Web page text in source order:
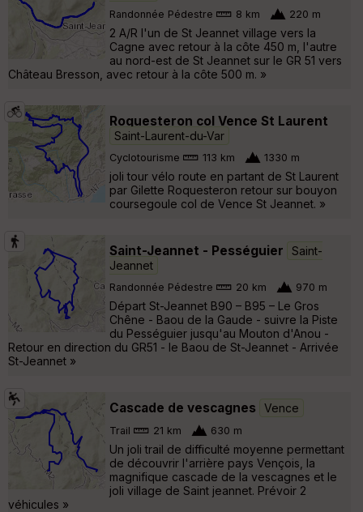
Randonnée Pédestre 8 km 220 m
2 A/R l'un de St Jeannet village vers la
Cagne avec retour à la côte 450 m, l'autre
au nord-est de St Jeannet sur le GR 51 vers
Château Bresson, avec retour à la côte 500 m. »
Roquesteron col Vence St Laurent
Saint-Laurent-du-Var
Cyclotourisme 113 km 1330 m
joli tour vélo route en partant de St Laurent
par Gilette Roquesteron retour sur bouyon
coursegoule col de Vence St Jeannet. »
Saint-Jeannet - Pességuier
Saint-
Jeannet
Randonnée Pédestre 20 km 970 m
Départ St-Jeannet B90 – B95 – Le Gros
Chêne - Baou de la Gaude - suivre la Piste
du Pességuier jusqu'au Mouton d'Anou -
Retour en direction du GR51 - le Baou de St-Jeannet - Arrivée
St-Jeannet »
Cascade de vescagnes Vence
Trail 21 km 630 m
Un joli trail de difficulté moyenne permettant
de découvrir l'arrière pays Vençois, la
magnifique cascade de la vescagnes et le
joli village de Saint jeannet. Prévoir 2
véhicules »